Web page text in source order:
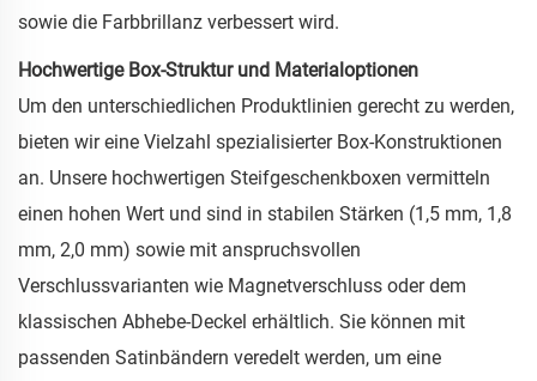
sowie die Farbbrillanz verbessert wird.
Hochwertige Box-Struktur und Materialoptionen
Um den unterschiedlichen Produktlinien gerecht zu werden,
bieten wir eine Vielzahl spezialisierter Box-Konstruktionen
an. Unsere hochwertigen Steifgeschenkboxen vermitteln
einen hohen Wert und sind in stabilen Stärken (1,5 mm, 1,8
mm, 2,0 mm) sowie mit anspruchsvollen
Verschlussvarianten wie Magnetverschluss oder dem
klassischen Abhebe-Deckel erhältlich. Sie können mit
passenden Satinbändern veredelt werden, um eine